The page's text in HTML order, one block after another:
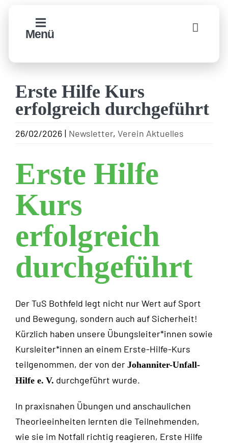
springenMenü
Erste Hilfe Kurs
erfolgreich durchgeführt
26/02/2026 | Newsletter, Verein Aktuelles
Erste Hilfe
Kurs
erfolgreich
durchgeführt
Der TuS Bothfeld legt nicht nur Wert auf Sport
und Bewegung, sondern auch auf Sicherheit!
Kürzlich haben unsere Übungsleiter*innen sowie
Kursleiter*innen an einem Erste-Hilfe-Kurs
teilgenommen, der von der Johanniter-Unfall-
Hilfe e. V. durchgeführt wurde.
In praxisnahen Übungen und anschaulichen
Theorieeinheiten lernten die Teilnehmenden,
wie sie im Notfall richtig reagieren, Erste Hilfe